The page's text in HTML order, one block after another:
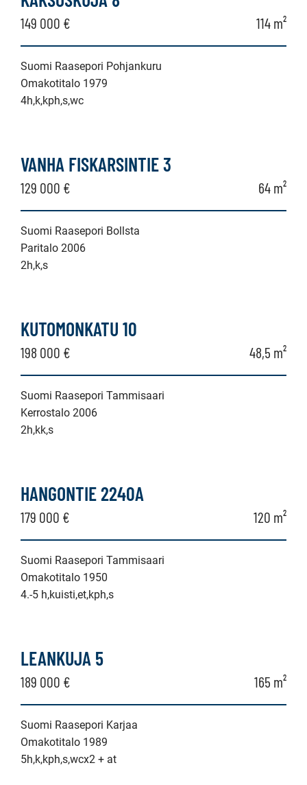
149 000 € 114 m²
Suomi Raasepori Pohjankuru
Omakotitalo 1979
4h,k,kph,s,wc
VANHA FISKARSINTIE 3
129 000 € 64 m²
Suomi Raasepori Bollsta
Paritalo 2006
2h,k,s
KUTOMONKATU 10
198 000 € 48,5 m²
Suomi Raasepori Tammisaari
Kerrostalo 2006
2h,kk,s
HANGONTIE 2240A
179 000 € 120 m²
Suomi Raasepori Tammisaari
Omakotitalo 1950
4.-5 h,kuisti,et,kph,s
LEANKUJA 5
189 000 € 165 m²
Suomi Raasepori Karjaa
Omakotitalo 1989
5h,k,kph,s,wcx2 + at